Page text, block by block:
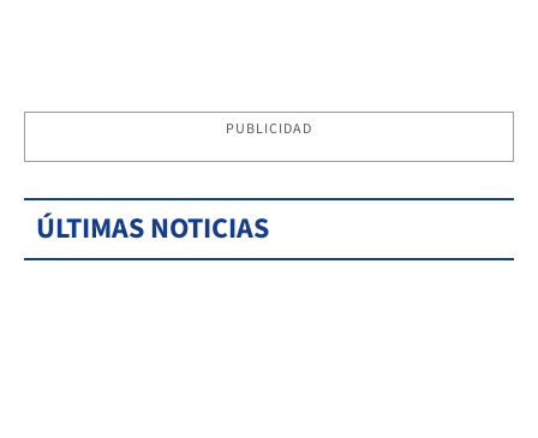
PUBLICIDAD
ÚLTIMAS NOTICIAS